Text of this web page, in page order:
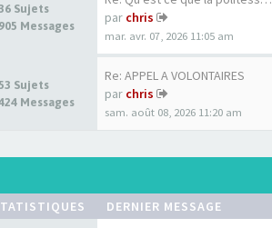
Sujets
Messages
par chris
mar. avr. 07, 2026 11:05 am
Sujets
Messages
Re: APPEL A VOLONTAIRES
par chris
sam. août 08, 2026 11:20 am
DERNIER MESSAGE